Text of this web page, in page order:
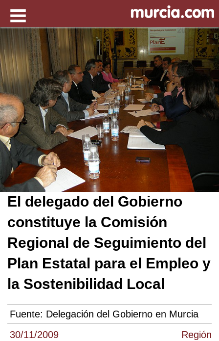
30/11/2009 Región
El delegado del Gobierno
constituye la Comisión
Regional de Seguimiento del
Plan Estatal para el Empleo y
la Sostenibilidad Local
Fuente: Delegación del Gobierno en Murcia